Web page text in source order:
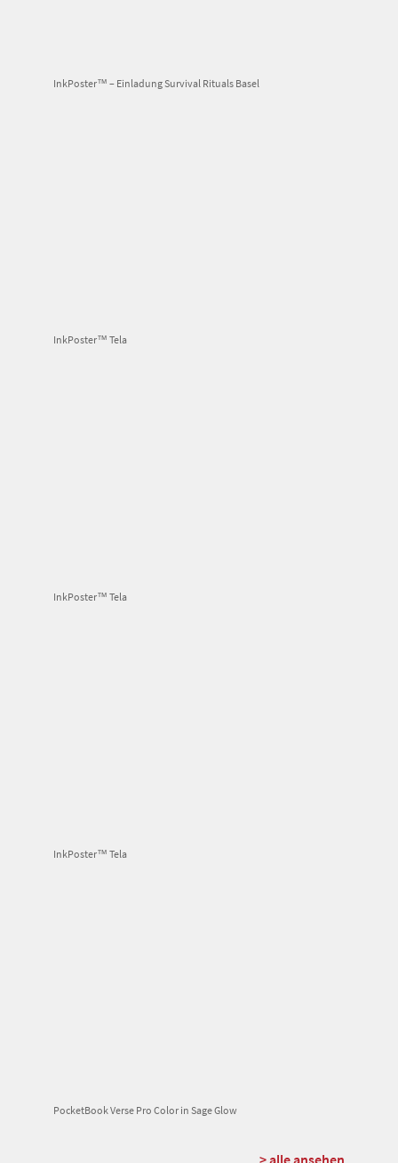
InkPoster™ – Einladung Survival Rituals Basel
InkPoster™ Tela
InkPoster™ Tela
InkPoster™ Tela
PocketBook Verse Pro Color in Sage Glow